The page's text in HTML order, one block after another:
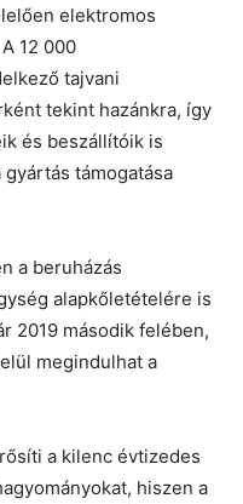
elektromos
12 000
tajvani
tekint hazánkra, így
és beszállítóik is
támogatása
a beruházás
alapkőletételére is
2019 második felében,
megindulhat a
a kilenc évtizedes
hiszen a